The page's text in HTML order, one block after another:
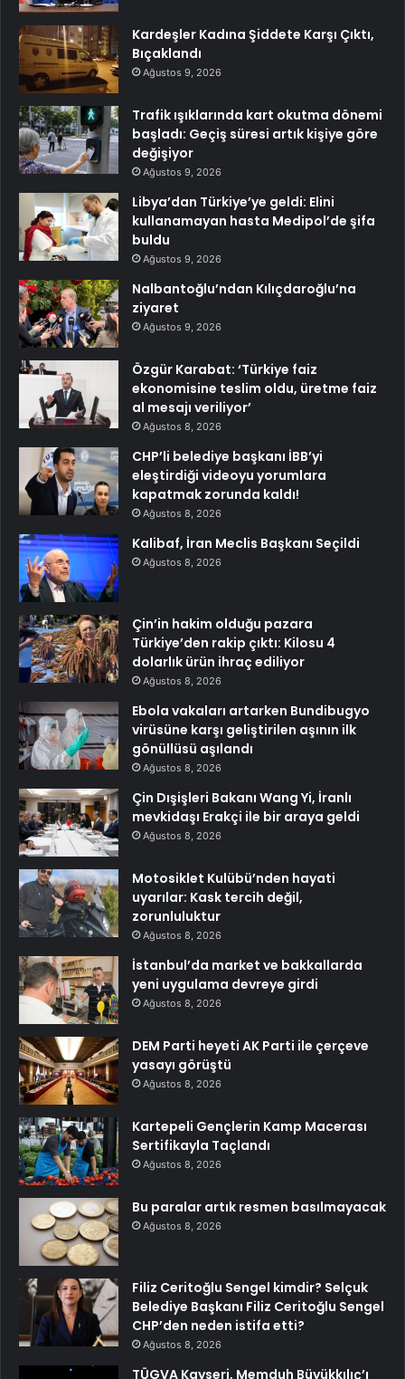
Kardeşler Kadına Şiddete Karşı Çıktı,
Bıçaklandı
Ağustos 9, 2026
Trafik ışıklarında kart okutma dönemi
başladı: Geçiş süresi artık kişiye göre
değişiyor
Ağustos 9, 2026
Libya’dan Türkiye’ye geldi: Elini
kullanamayan hasta Medipol’de şifa
buldu
Ağustos 9, 2026
Nalbantoğlu’ndan Kılıçdaroğlu’na
ziyaret
Ağustos 9, 2026
Özgür Karabat: ‘Türkiye faiz
ekonomisine teslim oldu, üretme faiz
al mesajı veriliyor’
Ağustos 8, 2026
CHP’li belediye başkanı İBB’yi
eleştirdiği videoyu yorumlara
kapatmak zorunda kaldı!
Ağustos 8, 2026
Kalibaf, İran Meclis Başkanı Seçildi
Ağustos 8, 2026
Çin’in hakim olduğu pazara
Türkiye’den rakip çıktı: Kilosu 4
dolarlık ürün ihraç ediliyor
Ağustos 8, 2026
Ebola vakaları artarken Bundibugyo
virüsüne karşı geliştirilen aşının ilk
gönüllüsü aşılandı
Ağustos 8, 2026
Çin Dışişleri Bakanı Wang Yi, İranlı
mevkidaşı Erakçi ile bir araya geldi
Ağustos 8, 2026
Motosiklet Kulübü’nden hayati
uyarılar: Kask tercih değil,
zorunluluktur
Ağustos 8, 2026
İstanbul’da market ve bakkallarda
yeni uygulama devreye girdi
Ağustos 8, 2026
DEM Parti heyeti AK Parti ile çerçeve
yasayı görüştü
Ağustos 8, 2026
Kartepeli Gençlerin Kamp Macerası
Sertifikayla Taçlandı
Ağustos 8, 2026
Bu paralar artık resmen basılmayacak
Ağustos 8, 2026
Filiz Ceritoğlu Sengel kimdir? Selçuk
Belediye Başkanı Filiz Ceritoğlu Sengel
CHP’den neden istifa etti?
Ağustos 8, 2026
TÜGVA Kayseri, Memduh Büyükkılıç’ı